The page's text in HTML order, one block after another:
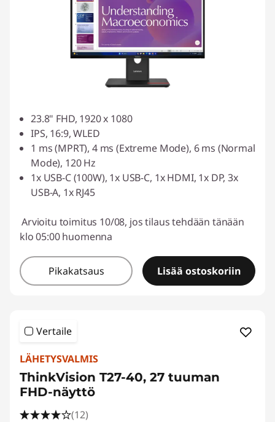
23.8" FHD, 1920 x 1080
IPS, 16:9, WLED
1 ms (MPRT), 4 ms (Extreme Mode), 6 ms (Normal
Mode), 120 Hz
1x USB-C (100W), 1x USB-C, 1x HDMI, 1x DP, 3x
USB-A, 1x RJ45
Arvioitu toimitus 10/08, jos tilaus tehdään tänään
klo 05:00 huomenna
Pikakatsaus Lisää ostoskoriin
Vertaile
LÄHETYSVALMIS
ThinkVision T27-40, 27 tuuman
FHD-näyttö
(12)